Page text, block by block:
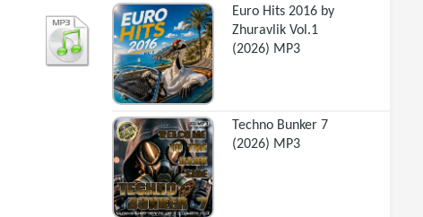
Euro Hits 2016 by
Zhuravlik Vol.1
(2026) MP3
Techno Bunker 7
(2026) MP3